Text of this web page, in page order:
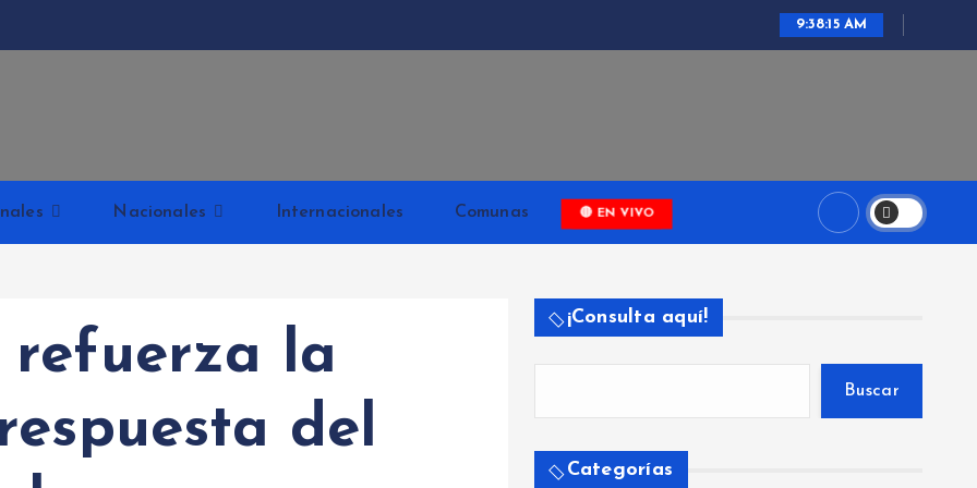
9:38:16 AM
Nacionales Internacionales Comunas 🔴 EN VIVO
refuerza la
del
¡Consulta aquí!
Buscar
Categorías